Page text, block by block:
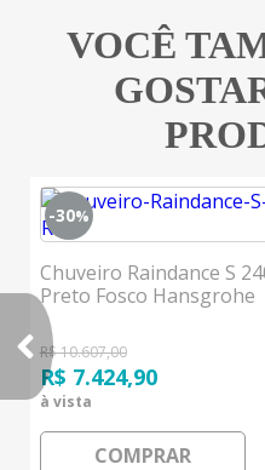
VOCÊ
-30%
Chuveiro Raindance S
Preto Fosco Hansgrohe
R$ 10.607,00
R$ 7.424,90
à vista
COMPRAR